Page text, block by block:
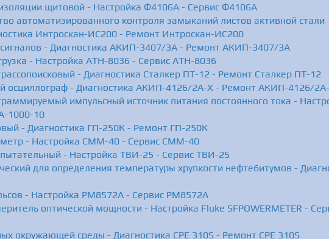
щитовой - Настройка Ф4106А - Сервис Ф4106А
автоматизированного контроля замыканий листов активной стали
Интроскан-ИС200 - Ремонт Интроскан-ИС200
- Диагностика АКИП-3407/3А - Ремонт АКИП-3407/3А
- Настройка АТН-8036 - Сервис АТН-8036
- Диагностика Сталкер ПТ-12 - Ремонт Сталкер ПТ-12
- Диагностика АКИП-4126/2А-X - Ремонт АКИП-4126/
импульсный источник питания постоянного тока -
1000-10
- Диагностика ГП-250К - Ремонт ГП-250К
- Настройка CMM-40 - Сервис CMM-40
- Настройка ТВИ-25 - Сервис ТВИ-25
для определения температуры хрупкости нефтебитумов -
- Настройка PM8572A - Сервис PM8572A
оптической мощности - Настройка Fluke SFPOWERMETER -
окружающей среды - Диагностика CPE 310S - Ремонт CPE 310S